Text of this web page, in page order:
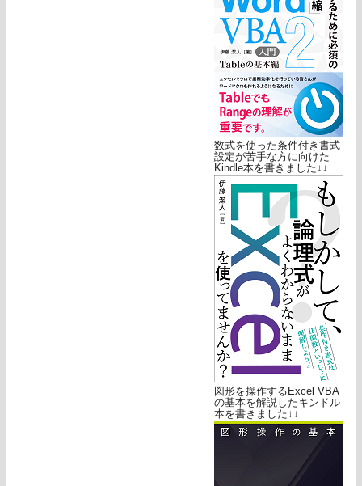
数式を使った条件付き書式
設定が苦手な方に向けた
Kindle本を書きました↓↓
図形を操作するExcel VBA
の基本を解説したキンドル
本を書きました↓↓